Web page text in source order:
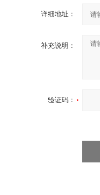
详细地址：
补充说明：
验证码：